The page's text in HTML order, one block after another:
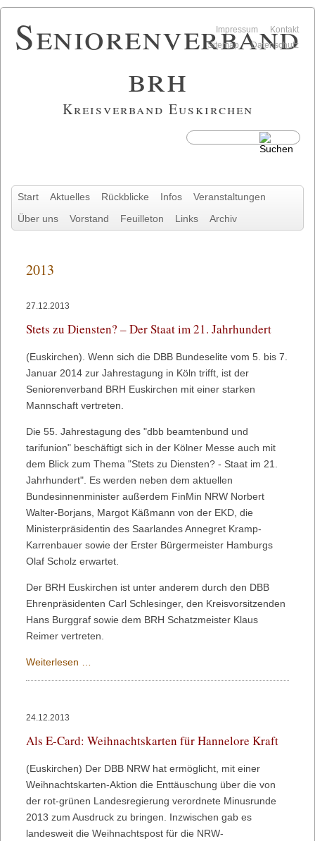
Seniorenverband
brh
Kreisverband Euskirchen
Navigation
überspringen
Start Aktuelles Rückblicke Infos
Veranstaltungen
Über uns
Vorstand Feuilleton Links Archiv
überspringen
Kontakt
Impressum
Datenschutz
Sitemap
2013
27.12.2013
Stets zu Diensten? – Der Staat im 21. Jahrhundert
(Euskirchen). Wenn sich die DBB Bundeselite vom 5. bis 7.
Januar 2014 zur Jahrestagung in Köln trifft, ist der
Seniorenverband BRH Euskirchen mit einer starken
Mannschaft vertreten.
Die 55. Jahrestagung des "dbb beamtenbund und
tarifunion" beschäftigt sich in der Kölner Messe auch mit
dem Blick zum Thema "Stets zu Diensten? - Staat im 21.
Jahrhundert". Es werden neben dem aktuellen
Bundesinnenminister außerdem FinMin NRW Norbert
Walter-Borjans, Margot Käßmann von der EKD, die
Ministerpräsidentin des Saarlandes Annegret Kramp-
Karrenbauer sowie der Erster Bürgermeister Hamburgs
Olaf Scholz erwartet.
Der BRH Euskirchen ist unter anderem durch den DBB
Ehrenpräsidenten Carl Schlesinger, den Kreisvorsitzenden
Hans Burggraf sowie dem BRH Schatzmeister Klaus
Reimer vertreten.
Weiterlesen …
Staat
21.
Jahrhundert
24.12.2013
Als E-Card: Weihnachtskarten für Hannelore Kraft
(Euskirchen) Der DBB NRW hat ermöglicht, mit einer
Weihnachtskarten-Aktion die Enttäuschung über die von
der rot-grünen Landesregierung verordnete Minusrunde
2013 zum Ausdruck zu bringen. Inzwischen gab es
landesweit die Weihnachtspost für die NRW-